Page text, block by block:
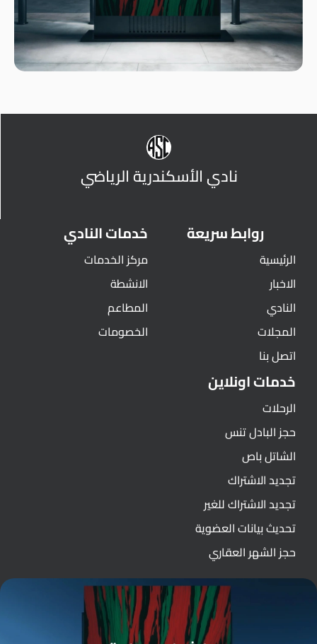
نادي الأسكندرية الرياضي
روابط سريعة
الرئيسية
الاخبار
النادي
المجلات
اتصل بنا
خدمات النادي
مركز الخدمات
الانشطة
المطاعم
الخصومات
خدمات اونلاين
الرحلات
حجز البادل تنس
الشاتل باص
تجديد الاشتراك
تجديد الاشتراك للغير
تحديث بيانات العضوية
حجز الشهر العقاري